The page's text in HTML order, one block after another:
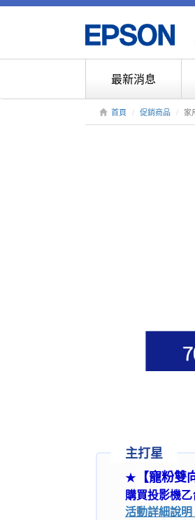
最新消息
首頁 促銷商品 家
主打星
★ 【寵粉雙
購買投影機
活動詳細說